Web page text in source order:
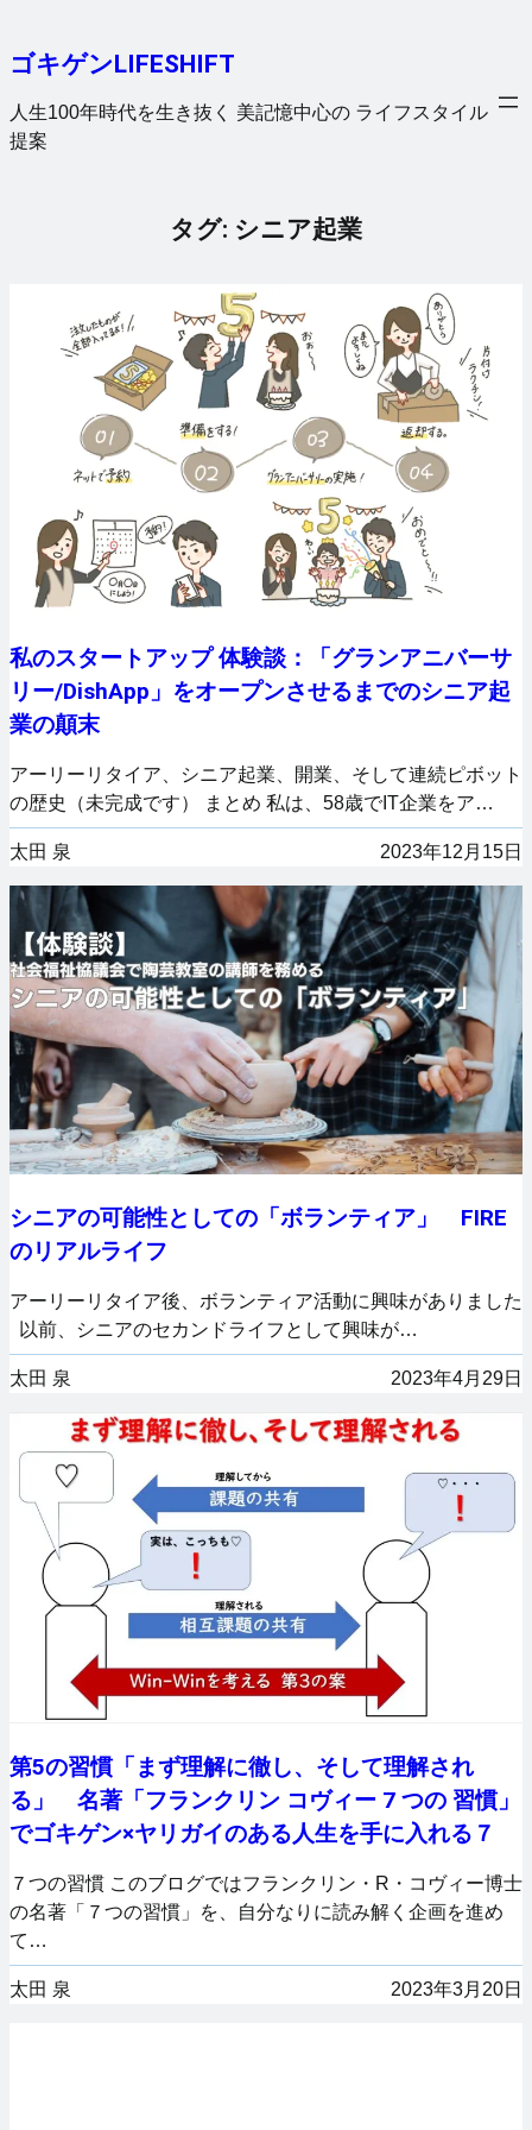
を
ス
キ
ゴキゲンLIFESHIFT
人生100年時代を生き抜く 美記憶中心の ライフスタイル
提案
タグ: シニア起業
私のスタートアップ 体験談：「グランアニバーサ
リー/DishApp」をオープンさせるまでのシニア起
業の顛末
アーリーリタイア、シニア起業、開業、そして連続ピボット
の歴史（未完成です） まとめ 私は、58歳でIT企業をア…
太田 泉 2023年12月15日
シニアの可能性としての「ボランティア」 FIRE
のリアルライフ
アーリーリタイア後、ボランティア活動に興味がありました
以前、シニアのセカンドライフとして興味が…
太田 泉 2023年4月29日
第5の習慣「まず理解に徹し、そして理解され
る」 名著「フランクリン コヴィー 7 つの 習慣」
でゴキゲン×ヤリガイのある人生を手に入れる７
７つの習慣 このブログではフランクリン・R・コヴィー博士
の名著「７つの習慣」を、自分なりに読み解く企画を進め
て…
太田 泉 2023年3月20日